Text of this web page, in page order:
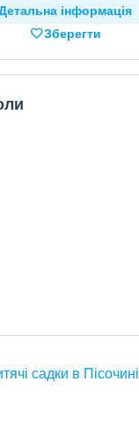
інформація
Зберегти
садки в Пісочині